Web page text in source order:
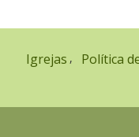
Igrejas Política